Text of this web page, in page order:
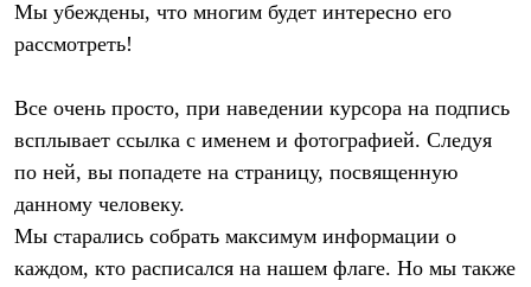
Рубашки
Футболки
Термобелье
Среднее термобелье
Легкое термобелье
Флисовая одежда
Куртки
Брюки
Детская одежда
Мы убеждены, что многим будет интересно его
рассмотреть!
Все очень просто, при наведении курсора на подпись
всплывает ссылка с именем и фотографией. Следуя
по ней, вы попадете на страницу, посвященную
данному человеку.
Мы старались собрать максимум информации о
каждом, кто расписался на нашем флаге. Но мы также